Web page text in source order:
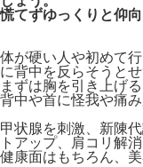
慌てずゆっくりと仰向
体が硬い人や初めて
に背中を反らそうと
まずは胸を引き上げ
背中や首に怪我や痛
甲状腺を刺激、新陳
トアップ、肩コリ解
健康面はもちろん、